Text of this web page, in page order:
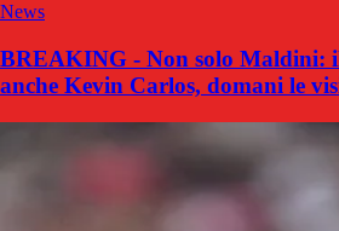
News
BREAKING - Non solo Maldini:
anche Kevin Carlos, domani le